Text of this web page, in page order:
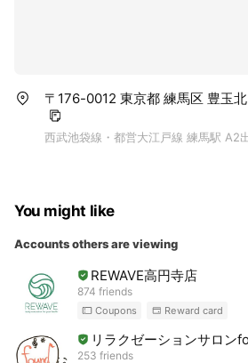
〒176-0012 東京都 練馬区 豊玉
西武池袋線・都営大江戸線 練馬駅 A2
You might like
Accounts others are viewing
REWAVE高円寺店
874 friends
Coupons Reward card
リラクゼーションサロン
253 friends